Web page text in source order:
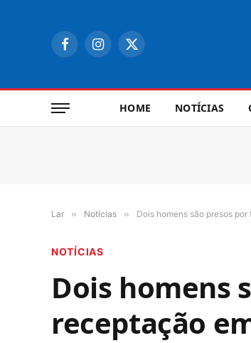
FacebookInstagram
X
HOME NOTÍCIAS
Lar » Notícias » Dois homens são presos
NOTÍCIAS
Dois homens
receptação